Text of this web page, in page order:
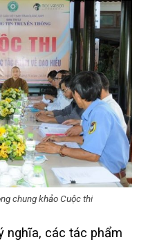
chung khảo Cuộc thi
nghĩa, các tác phẩm